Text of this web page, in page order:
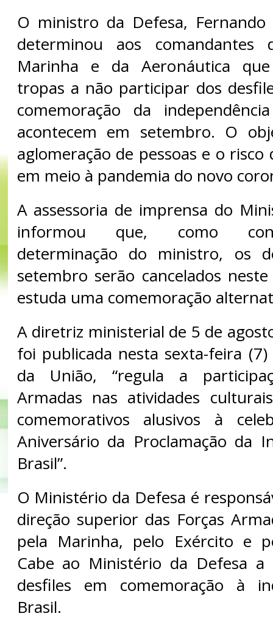
O ministro da Defesa, Fernando
determinou aos comandantes
Marinha e da Aeronáutica
tropas a não participar dos
comemoração da
acontecem em setembro. O
aglomeração de pessoas e o risco
em meio à pandemia do novo
A assessoria de imprensa do
informou que, como
determinação do ministro, os
setembro serão cancelados
estuda uma comemoração
A diretriz ministerial de 5 de
foi publicada nesta sexta-feira
da União, “regula a
Armadas nas atividades
comemorativos alusivos à
Aniversário da Proclamação da
Brasil”.
O Ministério da Defesa é
direção superior das Forças
pela Marinha, pelo Exército e
Cabe ao Ministério da Defesa a
desfiles em comemoração à
Brasil.